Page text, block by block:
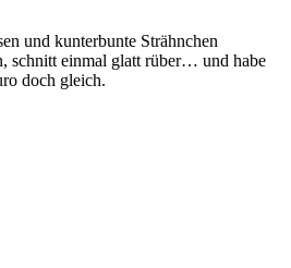
und kunterbunte Strähnchen
schnitt einmal glatt rüber… und habe
doch gleich.